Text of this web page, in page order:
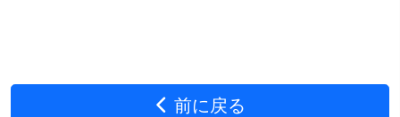
前に戻る